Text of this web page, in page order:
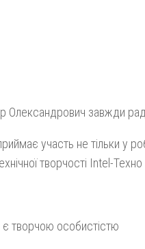
Олександрович завжди
участь не тільки у
творчості Intel-Teхно
творчою особистістю